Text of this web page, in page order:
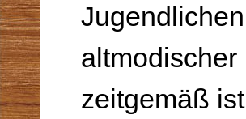
altmodischer
zeitgemäß